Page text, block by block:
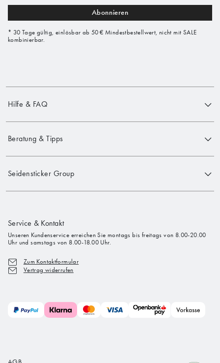
Abonnieren
* 30 Tage gültig, einlösbar ab 50 € Mindestbestellwert, nicht mit SALE
kombinierbar.
Hilfe & FAQ
Beratung & Tipps
Seidensticker Group
Service & Kontakt
Unseren Kundenservice erreichen Sie montags bis freitags von 8.00-20.00
Uhr und samstags von 8.00-18.00 Uhr.
Zum Kontaktformular
Vertrag widerrufen